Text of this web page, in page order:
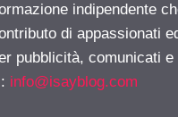
indipendente
di appassionati
pubblicità, comunicati e
info@isayblog.com